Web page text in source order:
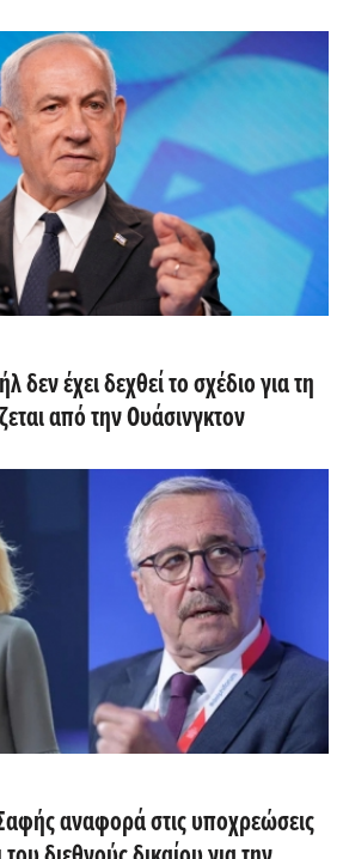
δεν έχει δεχθεί το σχέδιο για τη
από την Ουάσινγκτον
αναφορά στις υποχρεώσεις